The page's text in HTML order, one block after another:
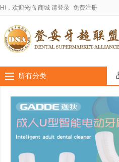
Hi，欢迎光临 商城 请登录 免费注册
所有分类